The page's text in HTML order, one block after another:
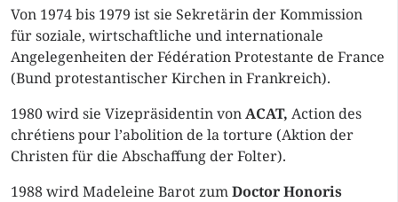
Von 1974 bis 1979 ist sie Sekretärin der Kommission
für soziale, wirtschaftliche und internationale
Angelegenheiten der Fédération Protestante de France
(Bund protestantischer Kirchen in Frankreich).
1980 wird sie Vizepräsidentin vonACAT, Action des
chrétiens pour l’abolition de la torture (Aktion der
Christen für die Abschaffung der Folter).
1988 wird Madeleine Barot zumDoctor Honoris